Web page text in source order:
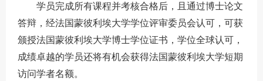
学员完成所有课程并考核合格后，且通过博士论文
答辩，经法国蒙彼利埃大学学位评审委员会认可，可获
颁授法国蒙彼利埃大学博士学位证书，学位全球认可，
成绩卓越的学员还将有机会获得法国蒙彼利埃大学短期
访问学者名额。